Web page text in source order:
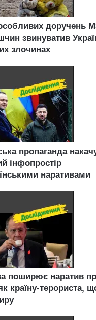
доручень
звинуватив
злочинах
пропаганда
інфопростір
наративами
поширює наратив
країну-терориста,